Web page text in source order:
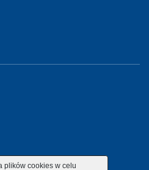
plików cookies w celu